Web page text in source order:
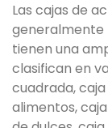
Las cajas de
generalmente
tienen una
clasifican en
cuadrada,
alimentos,